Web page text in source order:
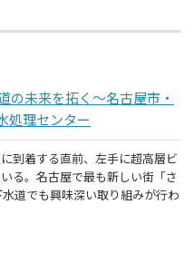
の未来を拓く～名古屋市・
処理センター
到着する直前、左手に超高層ビ
る。名古屋で最も新しい街「さ
道でも興味深い取り組みが行わ